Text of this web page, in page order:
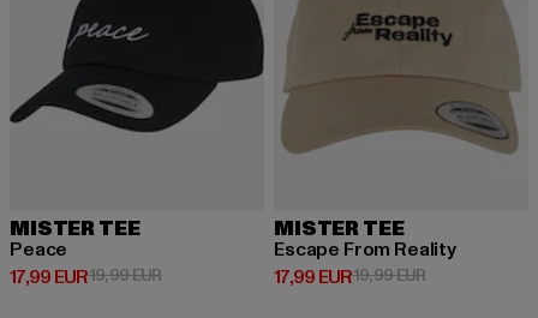
MISTER TEE
Peace
17,99 EUR
Derzeitiger Preis: 17,99 EUR
19,99 EURAktionspreis: 19,99 EUR
MISTER TEE
Escape From Reality
17,99 EUR
Derzeitiger Preis: 17,99 EUR
19,99 EURAktionspreis: